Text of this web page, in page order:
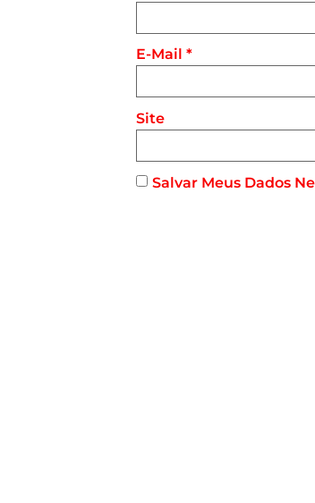
E-Mail *
Site
Salvar Meus Dados